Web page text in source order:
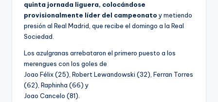
quinta jornada liguera, colocándose
provisionalmente líder del campeonato y metiendo
presión al Real Madrid, que recibe el domingo a la Real
Sociedad.
Los azulgranas arrebataron el primero puesto a los
merengues con los goles de
Joao Félix (25), Robert Lewandowski (32), Ferran Torres
(62), Raphinha (66) y
Joao Cancelo (81).